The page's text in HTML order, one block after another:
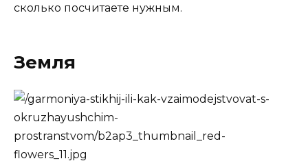
сколько посчитаете нужным.
Земля